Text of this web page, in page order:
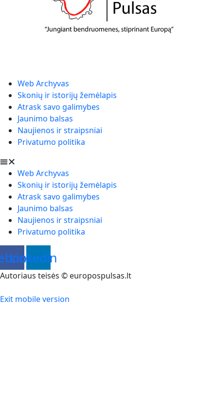
Web Archyvas
Skonių ir istorijų žemėlapis
Atrask savo galimybes
Jaunimo balsas
Naujienos ir straipsniai
Privatumo politika
Web Archyvas
Skonių ir istorijų žemėlapis
Atrask savo galimybes
Jaunimo balsas
Naujienos ir straipsniai
Privatumo politika
Linkedin
Autoriaus teisės © europospulsas.lt
Exit mobile version